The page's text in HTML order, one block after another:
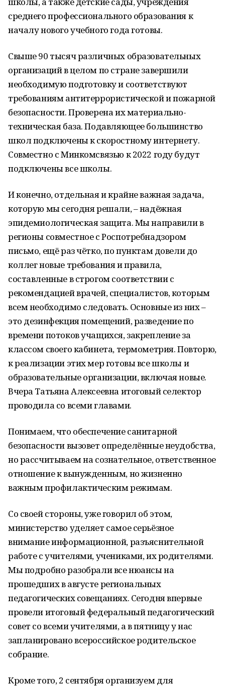
среднего профессионального образования к
началу нового учебного года готовы.
Свыше 90 тысяч различных образовательных
организаций в целом по стране завершили
необходимую подготовку и соответствуют
требованиям антитеррористической и пожарной
безопасности. Проверена их материально-
техническая база. Подавляющее большинство
школ подключены к скоростному интернету.
Совместно с Минкомсвязью к 2022 году будут
подключены все школы.
И конечно, отдельная и крайне важная задача,
которую мы сегодня решали, – надёжная
эпидемиологическая защита. Мы направили в
регионы совместное с Роспотребнадзором
письмо, ещё раз чётко, по пунктам довели до
коллег новые требования и правила,
составленные в строгом соответствии с
рекомендацией врачей, специалистов, которым
всем необходимо следовать. Основные из них –
это дезинфекция помещений, разведение по
времени потоков учащихся, закрепление за
классом своего кабинета, термометрия. Повторю,
к реализации этих мер готовы все школы и
образовательные организации, включая новые.
Вчера Татьяна Алексеевна итоговый селектор
проводила со всеми главами.
Понимаем, что обеспечение санитарной
безопасности вызовет определённые неудобства,
но рассчитываем на сознательное, ответственное
отношение к вынужденным, но жизненно
важным профилактическим режимам.
Со своей стороны, уже говорил об этом,
министерство уделяет самое серьёзное
внимание информационной, разъяснительной
работе с учителями, учениками, их родителями.
Мы подробно разобрали все нюансы на
прошедших в августе региональных
педагогических совещаниях. Сегодня впервые
провели итоговый федеральный педагогический
совет со всеми учителями, а в пятницу у нас
запланировано всероссийское родительское
собрание.
Кроме того, 2 сентября организуем для